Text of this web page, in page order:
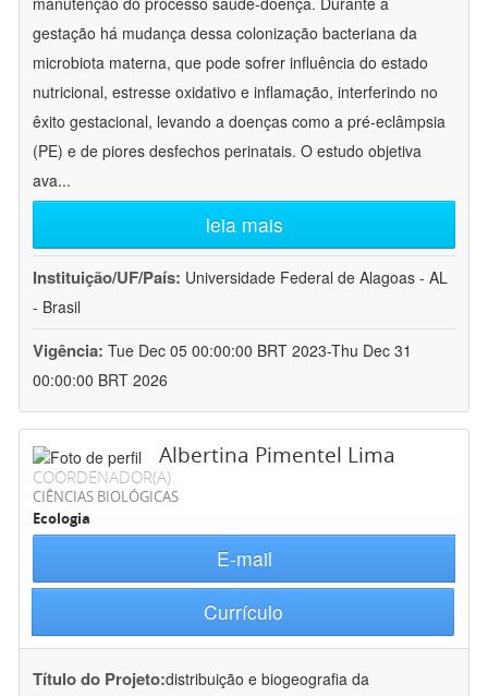
gestação há mudança dessa colonização bacteriana da
microbiota materna, que pode sofrer influência do estado
nutricional, estresse oxidativo e inflamação, interferindo no
êxito gestacional, levando a doenças como a pré-eclâmpsia
(PE) e de piores desfechos perinatais. O estudo objetiva
ava...
leia mais
Instituição/UF/País: Universidade Federal de Alagoas - AL
- Brasil
Vigência: Tue Dec 05 00:00:00 BRT 2023-Thu Dec 31
00:00:00 BRT 2026
Albertina Pimentel Lima
COORDENADOR(A)
CIÊNCIAS BIOLÓGICAS
Ecologia
E-mail
Currículo
Título do Projeto:distribuição e biogeografia da